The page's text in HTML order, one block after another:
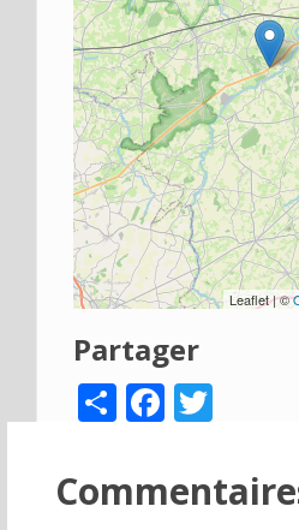
Leaflet | ©
Partager
Share